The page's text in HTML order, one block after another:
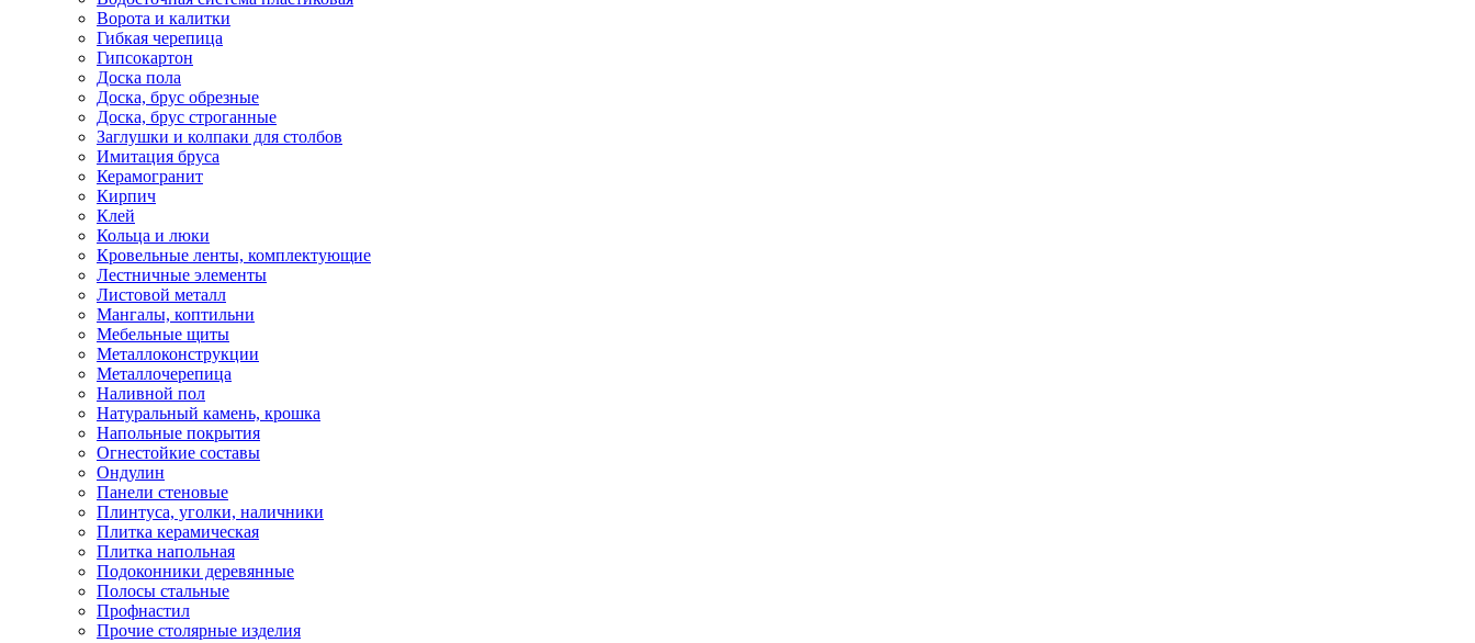
Ворота и калитки
Гибкая черепица
Гипсокартон
Доска пола
Доска, брус обрезные
Доска, брус строганные
Заглушки и колпаки для столбов
Имитация бруса
Керамогранит
Кирпич
Клей
Кольца и люки
Кровельные ленты, комплектующие
Лестничные элементы
Листовой металл
Мангалы, коптильни
Мебельные щиты
Металлоконструкции
Металлочерепица
Наливной пол
Натуральный камень, крошка
Напольные покрытия
Огнестойкие составы
Ондулин
Панели стеновые
Плинтуса, уголки, наличники
Плитка керамическая
Плитка напольная
Подоконники деревянные
Полосы стальные
Профнастил
Прочие столярные изделия